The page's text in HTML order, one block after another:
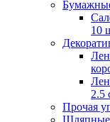
10
2.5
Прочая
Шляпные